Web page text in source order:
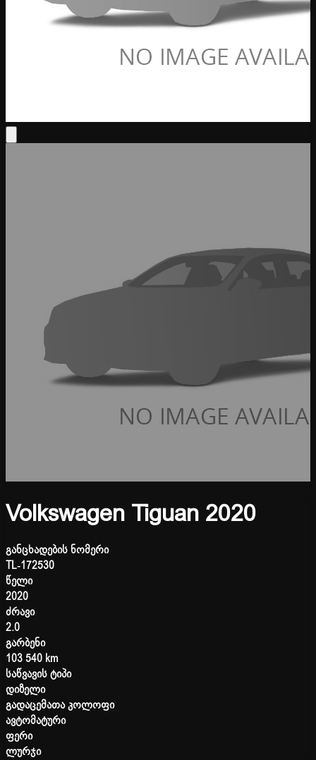
Volkswagen Tiguan 2020
განცხადების ნომერი
TL-172530
წელი
2020
ძრავი
2.0
გარბენი
103 540 km
საწვავის ტიპი
დიზელი
გადაცემათა კოლოფი
ავტომატური
ფერი
ლურჯი